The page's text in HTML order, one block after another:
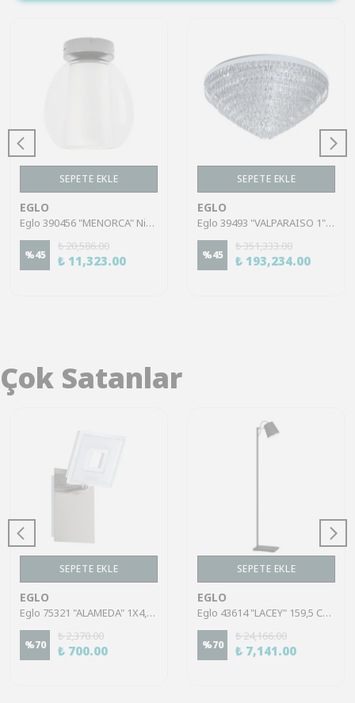
SEPETE EKLE
EGLO
Eglo 390456 "MENORCA" Nikel-Nero Çelik Tavan Armatürü
%45
₺ 20,586.00
₺ 11,323.00
SEPETE EKLE
EGLO
Eglo 39493 "VALPARAISO 1" Çelik Krom Tavan Armatürü
%45
₺ 351,333.00
₺ 193,234.00
Çok Satanlar
SEPETE EKLE
EGLO
Eglo 75321 "ALAMEDA" 1X4,5W Çelik Nikel Mat Sıva Üstü Spot
%70
₺ 2,370.00
₺ 700.00
SEPETE EKLE
EGLO
Eglo 43614 "LACEY" 159,5 Cm Yüksekliğinde Çelik, Ahşap Köşe Lambası Lambader
%70
₺ 24,166.00
₺ 7,141.00